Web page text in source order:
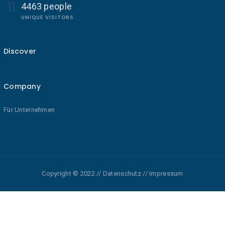
4463 people
UNIQUE VISITORS
Discover
Company
Für Unternehmen
Copyright © 2022 // Datenschutz // Impressum